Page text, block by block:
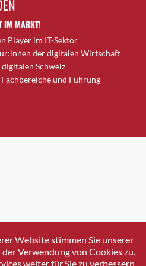
IM MARKT!
Player im IT-Sektor
der digitalen Wirtschaft
Schweiz
und Führung
Website stimmen Sie unserer
Verwendung von Cookies zu.
weiter für Sie zu verbessern.